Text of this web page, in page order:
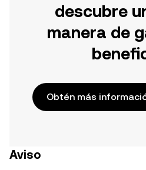
descubre
manera de
Obtén más
Aviso